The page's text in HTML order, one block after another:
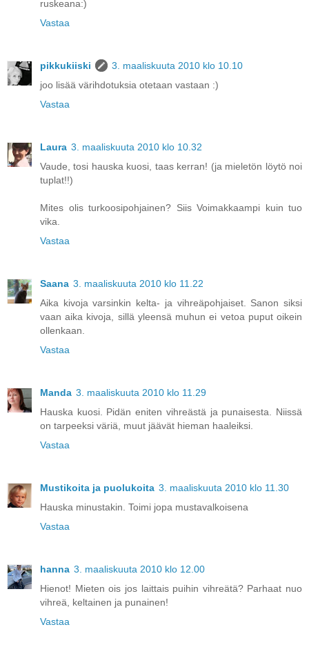
ruskeana:)
Vastaa
pikkukiiski
3. maaliskuuta 2010 klo 10.10
joo lisää värihdotuksia otetaan vastaan :)
Vastaa
Laura 3. maaliskuuta 2010 klo 10.32
Vaude, tosi hauska kuosi, taas kerran! (ja mieletön löytö noi
tuplat!!)
Mites olis turkoosipohjainen? Siis Voimakkaampi kuin tuo
vika.
Vastaa
Saana 3. maaliskuuta 2010 klo 11.22
Aika kivoja varsinkin kelta- ja vihreäpohjaiset. Sanon siksi
vaan aika kivoja, sillä yleensä muhun ei vetoa puput oikein
ollenkaan.
Vastaa
Manda 3. maaliskuuta 2010 klo 11.29
Hauska kuosi. Pidän eniten vihreästä ja punaisesta. Niissä
on tarpeeksi väriä, muut jäävät hieman haaleiksi.
Vastaa
Mustikoita ja puolukoita 3. maaliskuuta 2010 klo 11.30
Hauska minustakin. Toimi jopa mustavalkoisena
Vastaa
hanna 3. maaliskuuta 2010 klo 12.00
Hienot! Mieten ois jos laittais puihin vihreätä? Parhaat nuo
vihreä, keltainen ja punainen!
Vastaa